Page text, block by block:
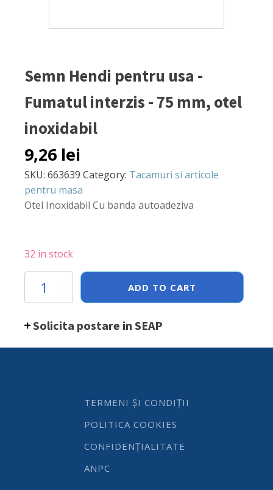
Semn Hendi pentru usa -
Fumatul interzis - 75 mm, otel
inoxidabil
9,26 lei
SKU: 663639 Category: Tacamuri si articole
pentru masa
Otel Inoxidabil Cu banda autoadeziva
32 in stock
Semn
Hendi
pentru
-
ADD TO CART
Solicita postare in SEAP
TERMENI ȘI CONDIȚII
POLITICA COOKIES
CONFIDENȚIALITATE
ANPC